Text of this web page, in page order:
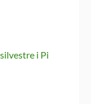
i Pi